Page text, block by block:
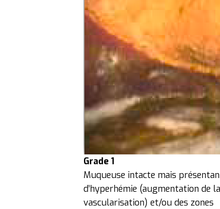
Grade 1
Muqueuse intacte mais
d’hyperhémie (augmentation de
vascularisation) et/ou des zones